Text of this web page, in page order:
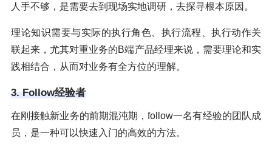
人手不够，是需要去到现场实地调研，去探寻根本原因。
理论知识需要与实际的执行角色、执行流程、执行动作关
联起来，尤其对重业务的B端产品经理来说，需要理论和实
践相结合，从而对业务有全方位的理解。
3. Follow经验者
在刚接触新业务的前期混沌期，follow一名有经验的团队成
员，是一种可以快速入门的高效的方法。